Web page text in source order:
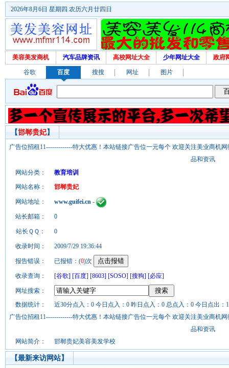
2026年8月6日 星期四 农历六月廿四日
美容美发商机 汽车品牌资讯 高校网址大全 少年网址大全 政府
谷歌 百度 搜搜 网址 图片
【邯郸贵妃】
广告位招租11-------------特大优惠！本站链接广告位一元每个 欢迎关注美业商机
品和资讯
网站分类：
教育培训
网站名称：
邯郸贵妃
网站地址： www.guifei.cn -
站长邮箱： 0
站长ＱＱ： 0
收录时间： 2009/7/29 19:36:44
报告错误： 已报错：(0)次
收录查询： [谷歌] [百度] [8603] [SOSO] [搜狗] [必应]
网址搜索：
数据统计：
近30分点入：0 今日点入：0 昨日点入：0 总点入：0 今日点出：
广告位招租11-------------特大优惠！本站链接广告位一元每个 欢迎关注美业商机
品和资讯
网站简介：
邯郸贵妃美容美发学校
【最新来访网站】